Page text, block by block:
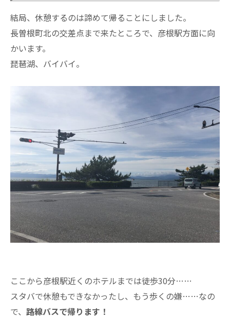
結局、休憩するのは諦めて帰ることにしました。
長曽根町北の交差点まで来たところで、彦根駅方面に向
かいます。
琵琶湖、バイバイ。
ここから彦根駅近くのホテルまでは徒歩30分……
スタバで休憩もできなかったし、もう歩くの嫌……なの
で、 路線バスで帰ります！